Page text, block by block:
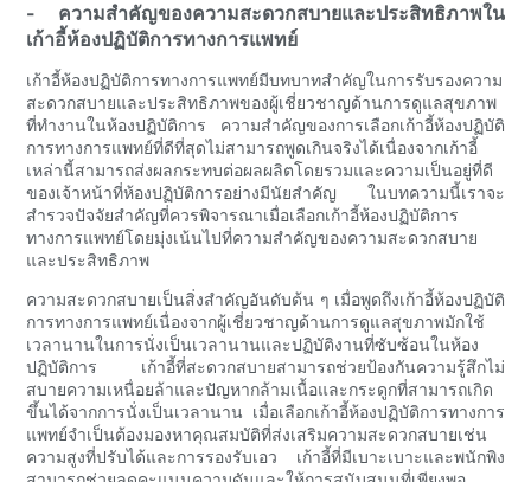
- ความสำคัญของความสะดวกสบายและประสิทธิภาพใน
เก้าอี้ห้องปฏิบัติการทางการแพทย์
เก้าอี้ห้องปฏิบัติการทางการแพทย์มีบทบาทสำคัญในการรับรองความ
สะดวกสบายและประสิทธิภาพของผู้เชี่ยวชาญด้านการดูแลสุขภาพ
ที่ทำงานในห้องปฏิบัติการ ความสำคัญของการเลือกเก้าอี้ห้องปฏิบัติ
การทางการแพทย์ที่ดีที่สุดไม่สามารถพูดเกินจริงได้เนื่องจากเก้าอี้
เหล่านี้สามารถส่งผลกระทบต่อผลผลิตโดยรวมและความเป็นอยู่ที่ดี
ของเจ้าหน้าที่ห้องปฏิบัติการอย่างมีนัยสำคัญ ในบทความนี้เราจะ
สำรวจปัจจัยสำคัญที่ควรพิจารณาเมื่อเลือกเก้าอี้ห้องปฏิบัติการ
ทางการแพทย์โดยมุ่งเน้นไปที่ความสำคัญของความสะดวกสบาย
และประสิทธิภาพ
ความสะดวกสบายเป็นสิ่งสำคัญอันดับต้น ๆ เมื่อพูดถึงเก้าอี้ห้องปฏิบัติ
การทางการแพทย์เนื่องจากผู้เชี่ยวชาญด้านการดูแลสุขภาพมักใช้
เวลานานในการนั่งเป็นเวลานานและปฏิบัติงานที่ซับซ้อนในห้อง
ปฏิบัติการ เก้าอี้ที่สะดวกสบายสามารถช่วยป้องกันความรู้สึกไม่
สบายความเหนื่อยล้าและปัญหากล้ามเนื้อและกระดูกที่สามารถเกิด
ขึ้นได้จากการนั่งเป็นเวลานาน เมื่อเลือกเก้าอี้ห้องปฏิบัติการทางการ
แพทย์จำเป็นต้องมองหาคุณสมบัติที่ส่งเสริมความสะดวกสบายเช่น
ความสูงที่ปรับได้และการรองรับเอว เก้าอี้ที่มีเบาะเบาะและพนักพิง